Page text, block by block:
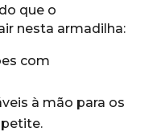
que o
nesta armadilha:
com
à mão para os